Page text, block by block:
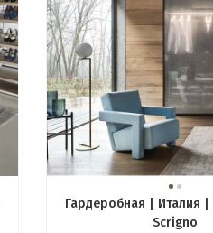
Гардеробная | Италия |
Scrigno